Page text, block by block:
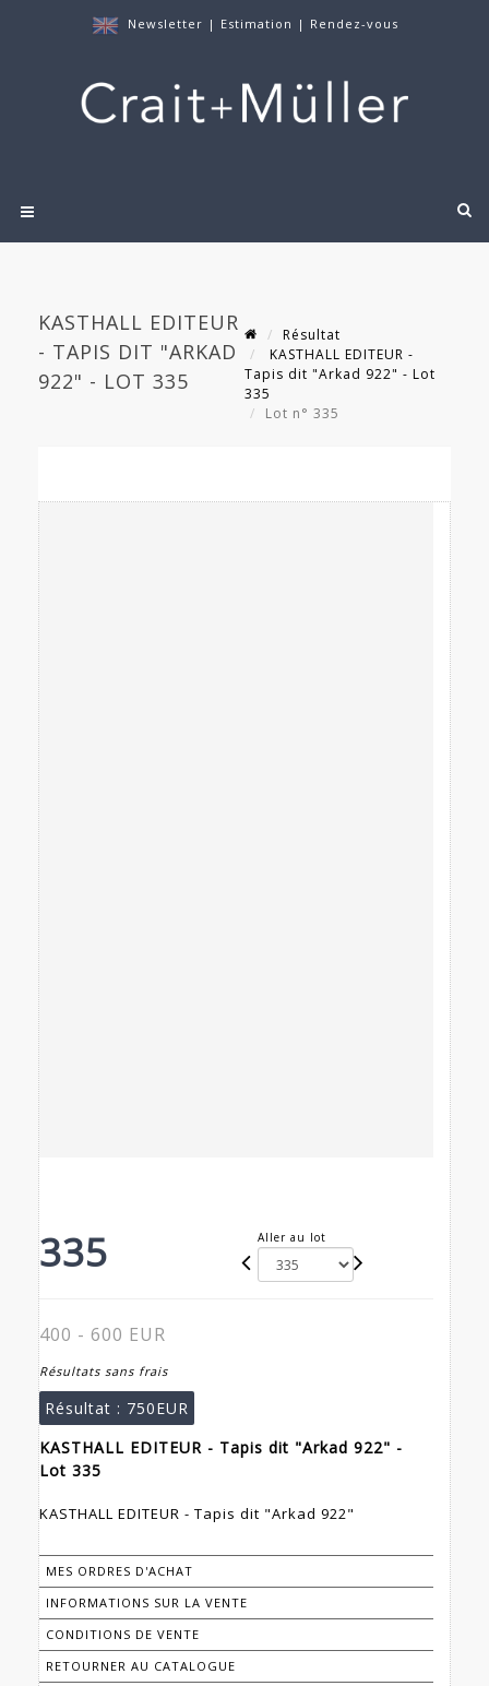
Newsletter | Estimation | Rendez-vous
KASTHALL EDITEUR
- TAPIS DIT "ARKAD
922" - LOT 335
Résultat
KASTHALL EDITEUR -
Tapis dit "Arkad 922" - Lot
335
Lot n° 335
335 Aller au lot
400 - 600 EUR
Résultats sans frais
Résultat : 750EUR
KASTHALL EDITEUR - Tapis dit "Arkad 922" -
Lot 335
KASTHALL EDITEUR - Tapis dit "Arkad 922"
MES ORDRES D'ACHAT
INFORMATIONS SUR LA VENTE
CONDITIONS DE VENTE
RETOURNER AU CATALOGUE